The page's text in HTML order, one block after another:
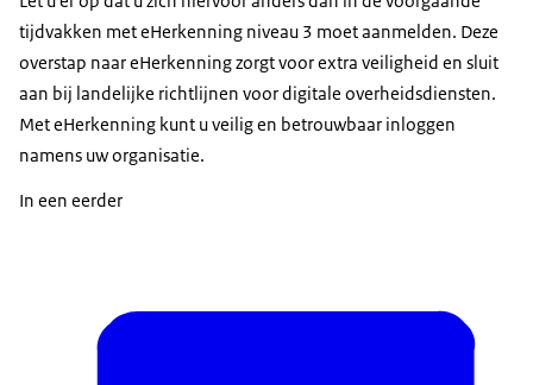
tijdvakken met eHerkenning niveau 3 moet aanmelden. Deze
overstap naar eHerkenning zorgt voor extra veiligheid en sluit
aan bij landelijke richtlijnen voor digitale overheidsdiensten.
Met eHerkenning kunt u veilig en betrouwbaar inloggen
namens uw organisatie.
In een eerder